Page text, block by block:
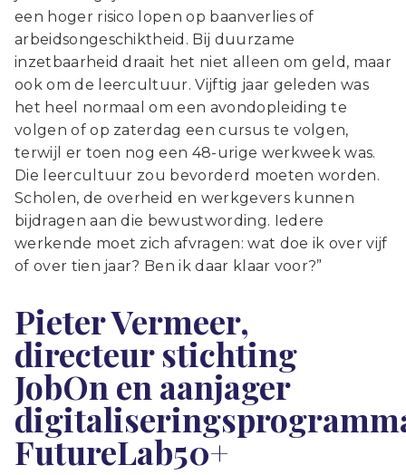
een hoger risico lopen op baanverlies of
arbeidsongeschiktheid. Bij duurzame
inzetbaarheid draait het niet alleen om geld, maar
ook om de leercultuur. Vijftig jaar geleden was
het heel normaal om een avondopleiding te
volgen of op zaterdag een cursus te volgen,
terwijl er toen nog een 48-urige werkweek was.
Die leercultuur zou bevorderd moeten worden.
Scholen, de overheid en werkgevers kunnen
bijdragen aan die bewustwording. Iedere
werkende moet zich afvragen: wat doe ik over vijf
of over tien jaar? Ben ik daar klaar voor?”
Pieter Vermeer,
directeur stichting
JobOn en aanjager
FutureLab50+